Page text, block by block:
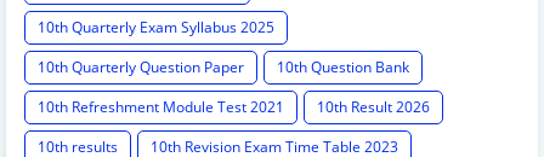
10th Quarterly Exam Syllabus 2025
10th Quarterly Question Paper
10th Question Bank
10th Refreshment Module Test 2021
10th Result 2026
10th results
10th Revision Exam Time Table 2023